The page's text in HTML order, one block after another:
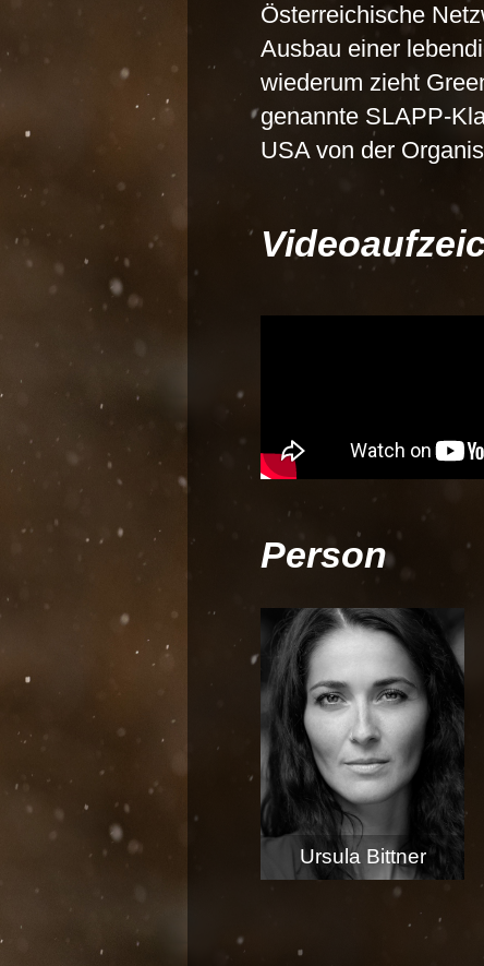
Österreichische
Ausbau einer
wiederum zieht
genannte SLAPP-
USA von der
Person
Ursula Bittner